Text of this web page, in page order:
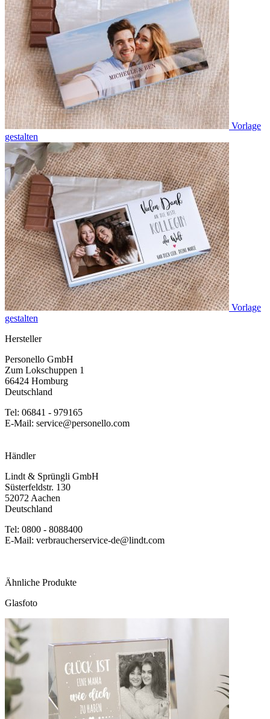
Vorlage
gestalten
Vorlage
gestalten
Hersteller
Personello GmbH
Zum Lokschuppen 1
66424 Homburg
Deutschland
Tel: 06841 - 979165
E-Mail: service@personello.com
Händler
Lindt & Sprüngli GmbH
Süsterfeldstr. 130
52072 Aachen
Deutschland
Tel: 0800 - 8088400
E-Mail: verbraucherservice-de@lindt.com
Ähnliche Produkte
Glasfoto